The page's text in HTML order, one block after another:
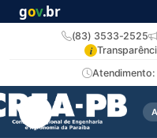
gov.br
Atendimento:
(83) 3533-2525
i